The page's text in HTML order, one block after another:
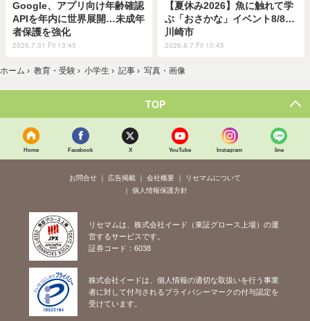
Google、アプリ向け年齢確認
APIを年内に世界展開…未成年
者保護を強化
2026.7.31 Fri 13:45
【夏休み2026】魚に触れて学
ぶ「おさかな」イベント8/8…
川崎市
2026.8.7 Fri 10:45
ホーム › 教育・受験 › 小学生 › 記事 › 写真・画像
TOP
Home Facebook X YouTube Instagram line
お問合せ 広告掲載 会社概要
リセマムについて
個人情報保護方針
リセマムは、株式会社イード（東証グロース上場）の運
営するサービスです。
証券コード：6038
株式会社イードは、個人情報の適切な取扱いを行う事業
者に対して付与されるプライバシーマークの付与認定を
受けています。